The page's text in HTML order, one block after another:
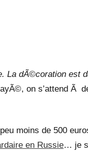
La dÃ©coration est
on s’attend Ã
moins de 500
en Russie… je